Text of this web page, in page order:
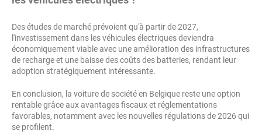
Des études de marché prévoient qu'à partir de 2027,
l'investissement dans les véhicules électriques deviendra
économiquement viable avec une amélioration des infrastructures
de recharge et une baisse des coûts des batteries, rendant leur
adoption stratégiquement intéressante.
En conclusion, la voiture de société en Belgique reste une option
rentable grâce aux avantages fiscaux et réglementations
favorables, notamment avec les nouvelles régulations de 2026 qui
se profilent.